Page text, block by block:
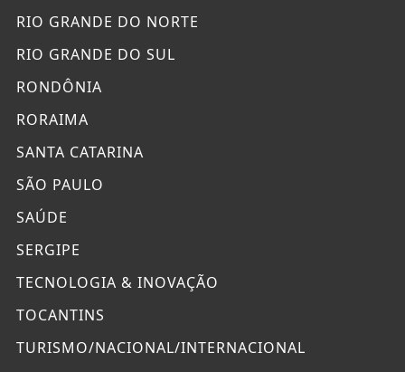
RIO GRANDE DO NORTE
RIO GRANDE DO SUL
RONDÔNIA
RORAIMA
SANTA CATARINA
SÃO PAULO
SAÚDE
SERGIPE
TECNOLOGIA & INOVAÇÃO
TOCANTINS
TURISMO/NACIONAL/INTERNACIONAL